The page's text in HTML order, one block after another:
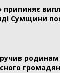
припиняє
Сумщини
родинам